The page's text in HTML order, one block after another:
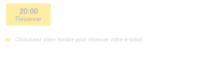
20:00
Réserver
Choisissez votre horaire pour réserver votre e-ticket.